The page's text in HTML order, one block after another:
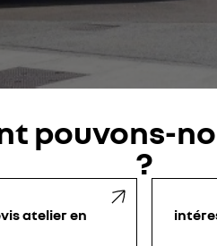
pouvons-
?
atelier en